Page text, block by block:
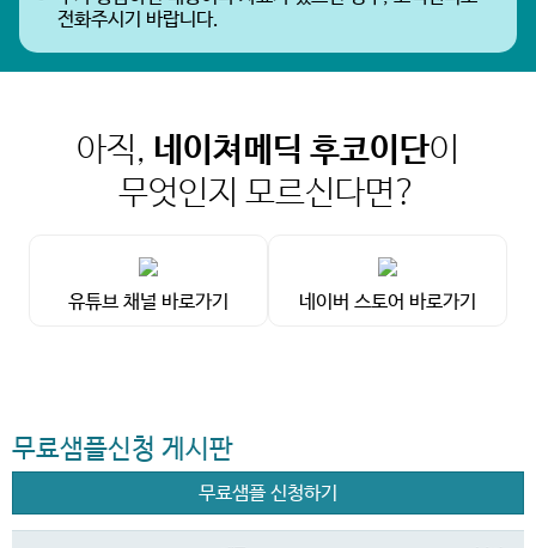
전화주시기 바랍니다.
아직, 네이쳐메딕 후코이단이
무엇인지 모르신다면?
유튜브 채널 바로가기 네이버 스토어 바로가기
무료샘플신청 게시판
무료샘플 신청하기